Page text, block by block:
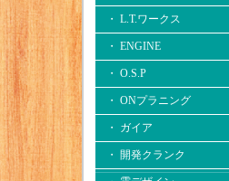
・ L.T.ワークス
・ ENGINE
・ O.S.P
・ ONプラニング
・ ガイア
・ 開発クランク